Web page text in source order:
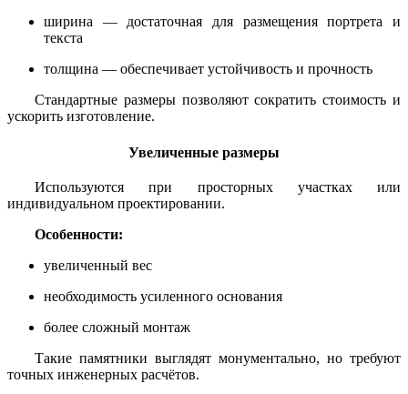
ширина — достаточная для размещения портрета и
текста
толщина — обеспечивает устойчивость и прочность
Стандартные размеры позволяют сократить стоимость и
ускорить изготовление.
Увеличенные размеры
Используются при просторных участках или
индивидуальном проектировании.
Особенности:
увеличенный вес
необходимость усиленного основания
более сложный монтаж
Такие памятники выглядят монументально, но требуют
точных инженерных расчётов.